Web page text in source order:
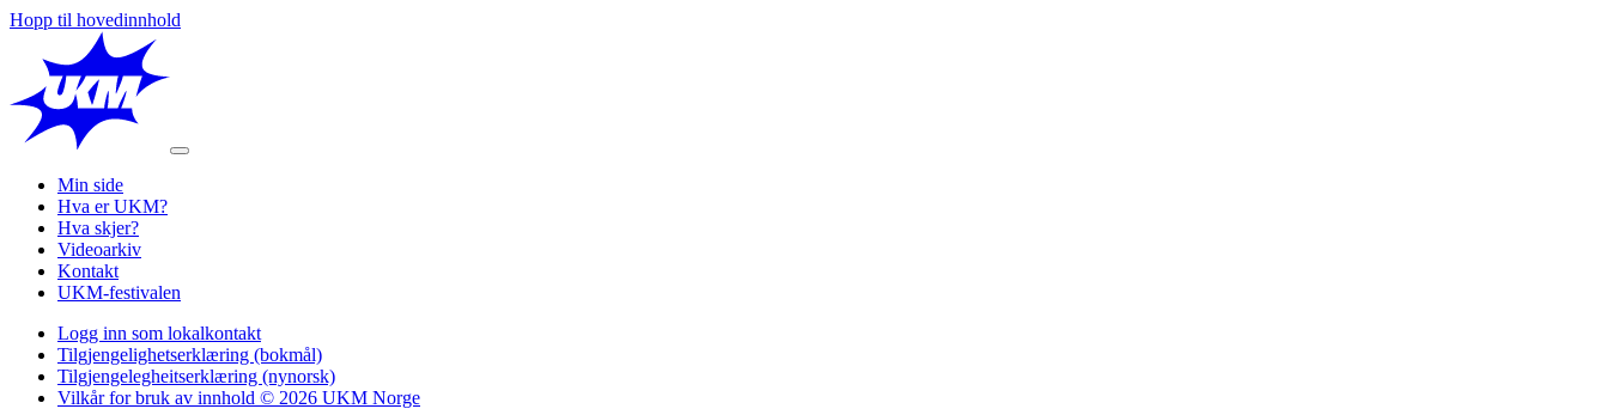
Hopp til hovedinnhold
Min side
Hva er UKM?
Hva skjer?
Videoarkiv
Kontakt
UKM-festivalen
Logg inn som lokalkontakt
Tilgjengelighetserklæring (bokmål)
Tilgjengelegheitserklæring (nynorsk)
Vilkår for bruk av innhold © 2026 UKM Norge